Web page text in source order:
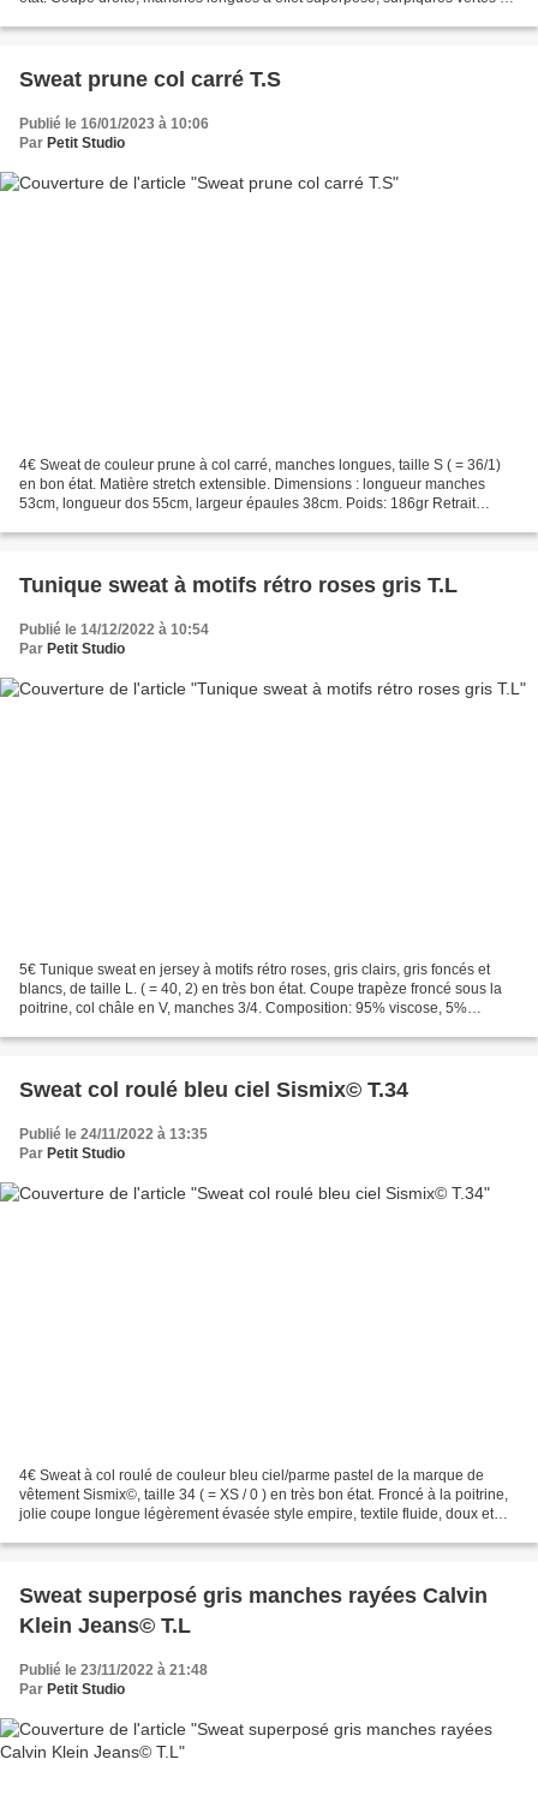
Sweat prune col carré T.S
Publié le 16/01/2023 à 10:06
Par Petit Studio
4€ Sweat de couleur prune à col carré, manches longues, taille S ( = 36/1)
en bon état. Matière stretch extensible. Dimensions : longueur manches
53cm, longueur dos 55cm, largeur épaules 38cm. Poids: 186gr Retrait
Tunique sweat à motifs rétro roses gris T.L
Publié le 14/12/2022 à 10:54
Par Petit Studio
5€ Tunique sweat en jersey à motifs rétro roses, gris clairs, gris foncés et
blancs, de taille L. ( = 40, 2) en très bon état. Coupe trapèze froncé sous la
poitrine, col châle en V, manches 3/4. Composition: 95% viscose, 5%
Sweat col roulé bleu ciel Sismix© T.34
Publié le 24/11/2022 à 13:35
Par Petit Studio
4€ Sweat à col roulé de couleur bleu ciel/parme pastel de la marque de
vêtement Sismix©, taille 34 ( = XS / 0 ) en très bon état. Froncé à la poitrine,
jolie coupe longue légèrement évasée style empire, textile fluide, doux et
Sweat superposé gris manches rayées Calvin
Klein Jeans© T.L
Publié le 23/11/2022 à 21:48
Par Petit Studio